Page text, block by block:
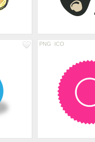
PNG ICO